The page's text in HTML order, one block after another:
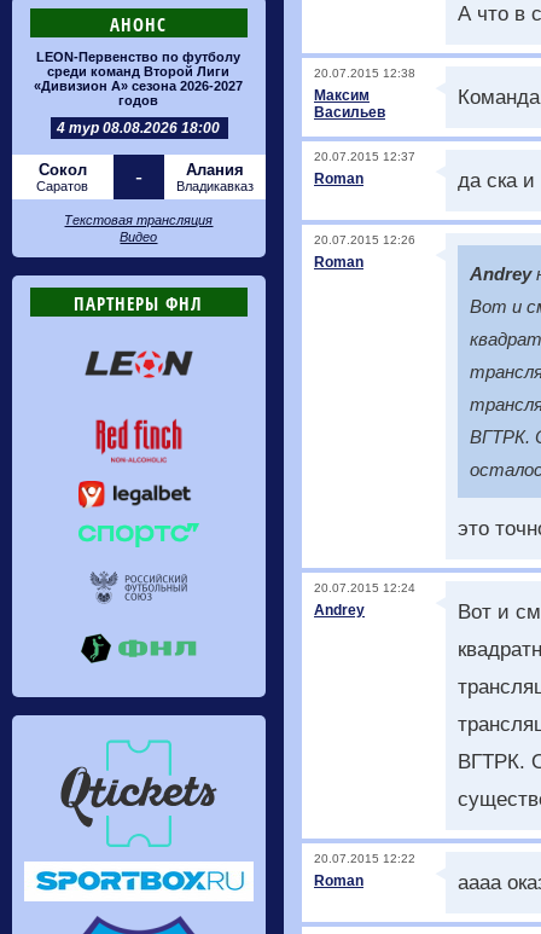
АНОНС
LEON-Первенство по футболу
среди команд Второй Лиги
«Дивизион А» сезона 2026-2027
годов
4 тур 08.08.2026 18:00
Сокол
Саратов - Алания
Владикавказ
Текстовая трансляция
Видео
ПАРТНЕРЫ ФНЛ
А что в
20.07.2015 12:38
Максим
Васильев
20.07.2015 12:37
Roman да ска
20.07.2015 12:26
Roman
Andrey
Вот и
ВГТРК.
это
20.07.2015 12:24
Andrey
Вот и
ВГТРК.
20.07.2015 12:22
Roman аааа